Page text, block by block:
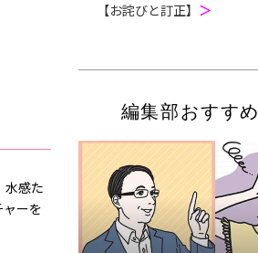
水感た
ーを
【お詫びと訂正】 ＞
編集部おすすめ